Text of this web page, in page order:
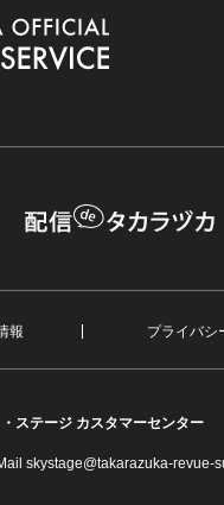
報 プライバシ
ステージ カスタマーセンター
skystage@takarazuka-revue-